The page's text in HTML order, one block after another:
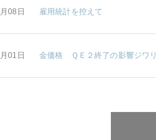
08日 雇用統計を控えて
01日 金価格 ＱＥ２終了の影響ジワリ